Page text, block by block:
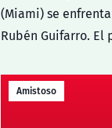
(Miami) se
Rubén Guifarro.
Amistoso